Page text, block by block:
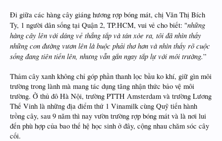
Đi giữa các hàng cây giáng hương rợp bóng mát, chị Văn Thị Bích
Ty, 1 người dân sống tại Quận 2, TP.HCM, vui vẻ cho biết: "những
hàng cây lên với dáng vẻ thẳng tắp và tán xòe ra, tôi đã nhìn thấy
những con đường vươn lên là buộc phải thơ hơn và nhìn thấy rõ cuộc
sống đang tiên tiến lên, nhưng vẫn gắn ngay tắp lự với môi trường.”
Thảm cây xanh không chỉ góp phần thanh lọc bầu ko khí, giữ gìn môi
trường trong lành mà mang tác dụng tăng nhận thức bảo vệ môi
trường. Ở thủ đô Hà Nội, trường PTTH Amsterdam và trường Lương
Thế Vinh là những địa điểm thứ 1 Vinamilk cùng Quỹ tiến hành
trồng cây, sau 9 năm thì nay vườn trường rợp bóng mát và là nơi lui
đến phù hợp của bao thế hệ học sinh ở đây, cộng nhau chăm sóc cây
cối.